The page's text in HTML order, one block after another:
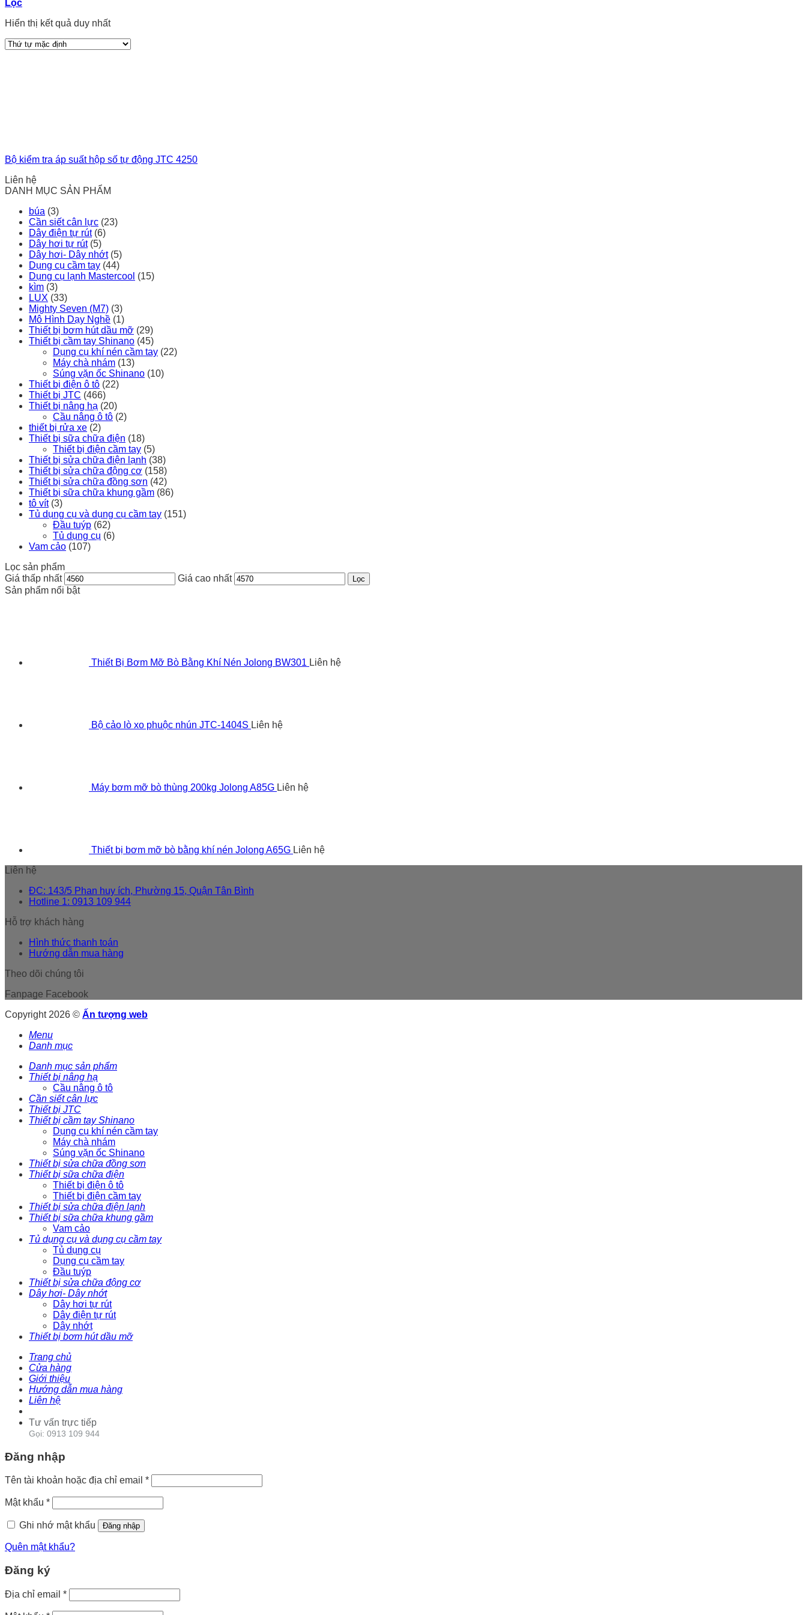
Lọc
Hiển thị kết quả duy nhất
Bộ kiểm tra áp suất hộp số tự động JTC 4250
Liên hệ
DANH MỤC SẢN PHẨM
búa (3)
Cần siết cân lực (23)
Dây điện tự rút (6)
Dây hơi tự rút (5)
Dây hơi- Dây nhớt (5)
Dụng cụ cầm tay (44)
Dụng cụ lạnh Mastercool (15)
kìm (3)
LUX (33)
Mighty Seven (M7) (3)
Mô Hình Dạy Nghề (1)
Thiết bị bơm hút dầu mỡ (29)
Thiết bị cầm tay Shinano (45)
Dụng cụ khí nén cầm tay (22)
Máy chà nhám (13)
Súng vặn ốc Shinano (10)
Thiết bị điện ô tô (22)
Thiết bị JTC (466)
Thiết bị nâng hạ (20)
Cầu nâng ô tô (2)
thiết bị rửa xe (2)
Thiết bị sữa chữa điện (18)
Thiết bị điện cầm tay (5)
Thiết bị sửa chữa điện lạnh (38)
Thiết bị sửa chữa động cơ (158)
Thiết bị sửa chữa đồng sơn (42)
Thiết bị sữa chữa khung gầm (86)
tô vít (3)
Tủ dụng cụ và dụng cụ cầm tay (151)
Đầu tuýp (62)
Tủ dụng cụ (6)
Vam cảo (107)
Lọc sản phẩm
Giá thấp nhất
Giá cao nhất Lọc
Sản phẩm nổi bật
Thiết Bị Bơm Mỡ Bò Bằng Khí Nén Jolong BW301 Liên hệ
Bộ cảo lò xo phuộc nhún JTC-1404S Liên hệ
Máy bơm mỡ bò thùng 200kg Jolong A85G Liên hệ
Thiết bị bơm mỡ bò bằng khí nén Jolong A65G Liên hệ
Liên hệ
ĐC: 143/5 Phan huy ích, Phường 15, Quận Tân Bình
Hotline 1: 0913 109 944
Hỗ trợ khách hàng
Hình thức thanh toán
Hướng dẫn mua hàng
Theo dõi chúng tôi
Fanpage Facebook
Copyright 2026 © Ấn tượng web
Menu
Danh mục
Danh mục sản phẩm
Thiết bị nâng hạ
Cầu nâng ô tô
Cần siết cân lực
Thiết bị JTC
Thiết bị cầm tay Shinano
Dụng cụ khí nén cầm tay
Máy chà nhám
Súng vặn ốc Shinano
Thiết bị sửa chữa đồng sơn
Thiết bị sữa chữa điện
Thiết bị điện ô tô
Thiết bị điện cầm tay
Thiết bị sửa chữa điện lạnh
Thiết bị sữa chữa khung gầm
Vam cảo
Tủ dụng cụ và dụng cụ cầm tay
Tủ dụng cụ
Dụng cụ cầm tay
Đầu tuýp
Thiết bị sửa chữa động cơ
Dây hơi- Dây nhớt
Dây hơi tự rút
Dây điện tự rút
Dây nhớt
Thiết bị bơm hút dầu mỡ
Trang chủ
Cửa hàng
Giới thiệu
Hướng dẫn mua hàng
Liên hệ
Tư vấn trực tiếp
Gọi: 0913 109 944
Đăng nhập
Tên tài khoản hoặc địa chỉ email *
Mật khẩu *
Ghi nhớ mật khẩu Đăng nhập
Quên mật khẩu?
Đăng ký
Địa chỉ email *